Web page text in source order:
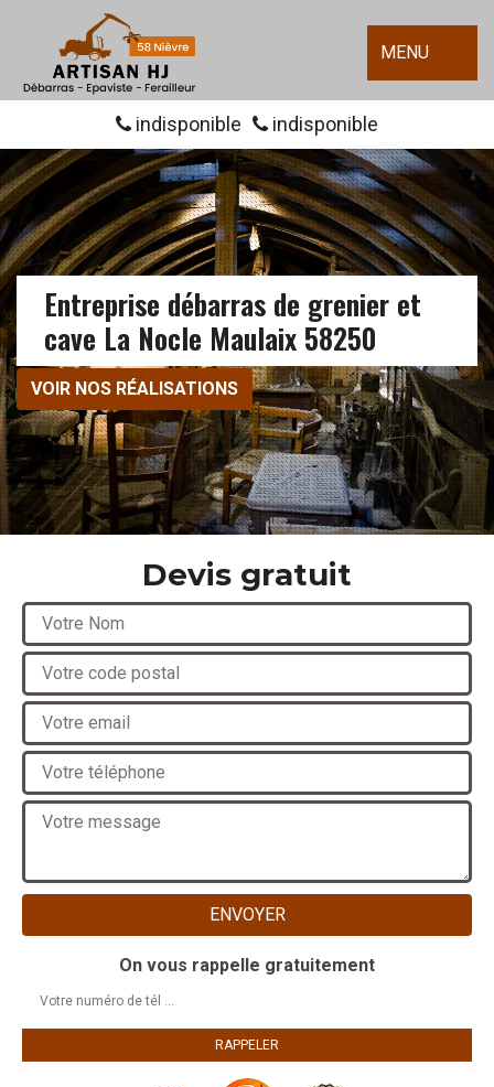
MENU
indisponible indisponible
Entreprise débarras de grenier et
cave La Nocle Maulaix 58250
VOIR NOS RÉALISATIONS
Devis gratuit
On vous rappelle gratuitement